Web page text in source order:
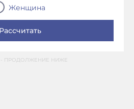
Женщина
- ПРОДОЛЖЕНИЕ НИЖЕ